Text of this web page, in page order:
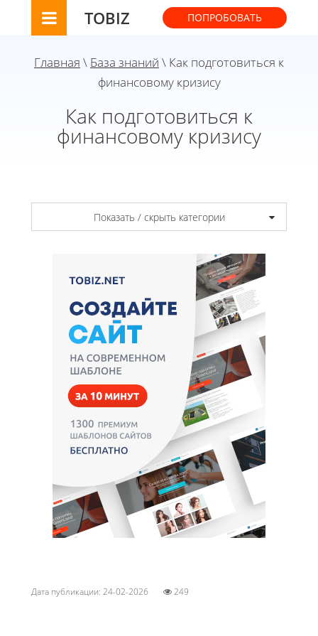
TOBIZ ПОПРОБОВАТЬ
Главная \ База знаний \ Как подготовиться к
финансовому кризису
Как подготовиться к
финансовому кризису
Показать / скрыть категории
Дата публикации: 24-02-2026 249